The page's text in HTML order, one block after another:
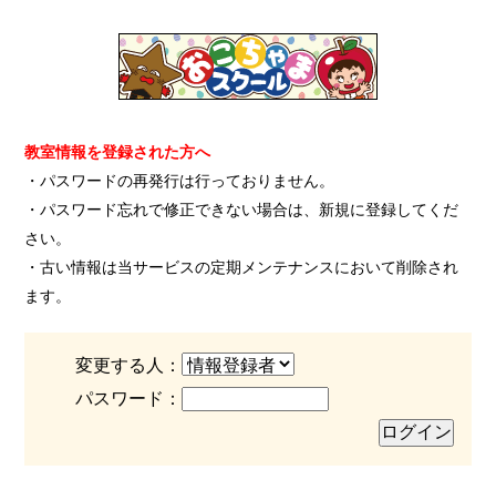
教室情報を登録された方へ
・パスワードの再発行は行っておりません。
・パスワード忘れで修正できない場合は、新規に登録してくだ
さい。
・古い情報は当サービスの定期メンテナンスにおいて削除され
ます。
変更する人：
パスワード：